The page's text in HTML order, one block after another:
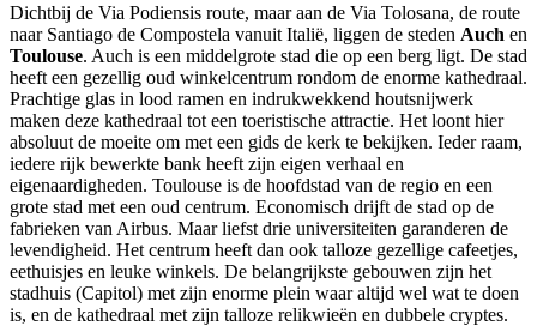
Dichtbij de Via Podiensis route, maar aan de Via Tolosana, de route
naar Santiago de Compostela vanuit Italië, liggen de steden Auch en
Toulouse. Auch is een middelgrote stad die op een berg ligt. De stad
heeft een gezellig oud winkelcentrum rondom de enorme kathedraal.
Prachtige glas in lood ramen en indrukwekkend houtsnijwerk
maken deze kathedraal tot een toeristische attractie. Het loont hier
absoluut de moeite om met een gids de kerk te bekijken. Ieder raam,
iedere rijk bewerkte bank heeft zijn eigen verhaal en
eigenaardigheden. Toulouse is de hoofdstad van de regio en een
grote stad met een oud centrum. Economisch drijft de stad op de
fabrieken van Airbus. Maar liefst drie universiteiten garanderen de
levendigheid. Het centrum heeft dan ook talloze gezellige cafeetjes,
eethuisjes en leuke winkels. De belangrijkste gebouwen zijn het
stadhuis (Capitol) met zijn enorme plein waar altijd wel wat te doen
is, en de kathedraal met zijn talloze relikwieën en dubbele cryptes.